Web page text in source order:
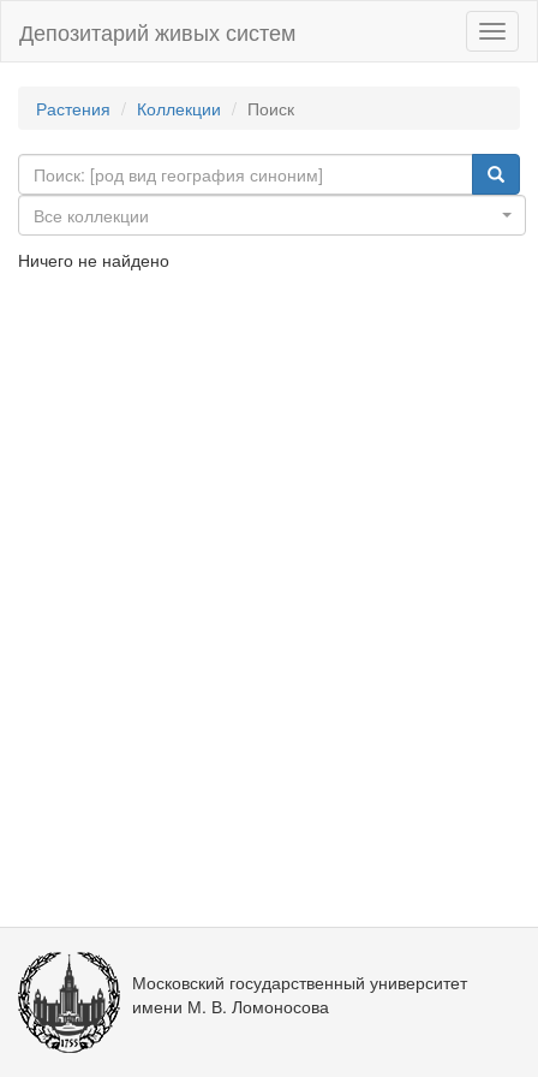
Депозитарий живых систем
Растения Коллекции Поиск
Все коллекции
Ничего не найдено
Московский государственный университет
имени М. В. Ломоносова